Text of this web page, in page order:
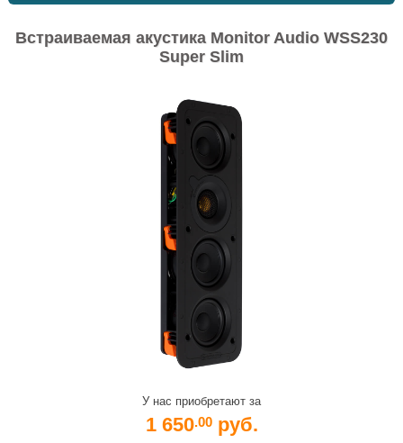
Встраиваемая акустика Monitor Audio WSS230
Super Slim
У нас приобретают за
1 650.00 руб.